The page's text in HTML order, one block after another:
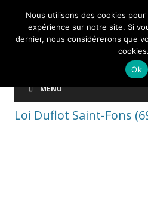
MENU
Loi Duflot Saint-Fons
Nous utilisons des cookies
expérience sur notre site. Si
dernier, nous considérerons que
cookies.
Ok